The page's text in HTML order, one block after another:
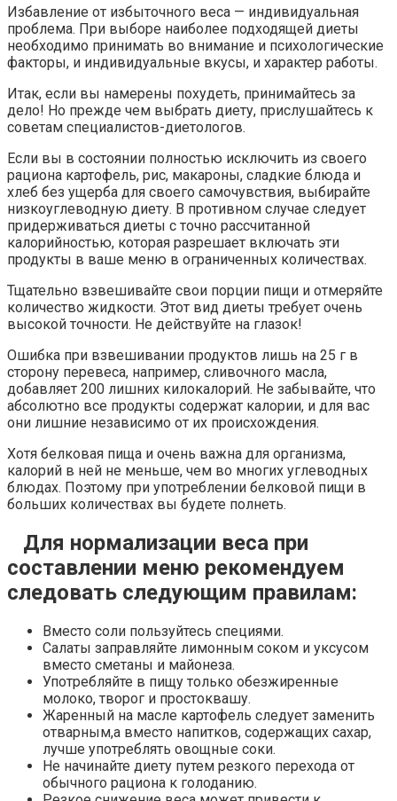
Избавление от избыточного веса — индивидуальная
проблема. При выборе наиболее подходящей диеты
необходимо принимать во внимание и психологические
факторы, и индивидуальные вкусы, и характер работы.
Итак, если вы намерены похудеть, принимайтесь за
дело! Но прежде чем выбрать диету, прислушайтесь к
советам специалистов-диетологов.
Если вы в состоянии полностью исключить из своего
рациона картофель, рис, макароны, сладкие блюда и
хлеб без ущерба для своего самочувствия, выбирайте
низкоуглеводную диету. В противном случае следует
придерживаться диеты с точно рассчитанной
калорийностью, которая разрешает включать эти
продукты в ваше меню в ограниченных количествах.
Тщательно взвешивайте свои порции пищи и отмеряйте
количество жидкости. Этот вид диеты требует очень
высокой точности. Не действуйте на глазок!
Ошибка при взвешивании продуктов лишь на 25 г в
сторону перевеса, например, сливочного масла,
добавляет 200 лишних килокалорий. Не забывайте, что
абсолютно все продукты содержат калории, и для вас
они лишние независимо от их происхождения.
Хотя белковая пища и очень важна для организма,
калорий в ней не меньше, чем во многих углеводных
блюдах. Поэтому при употреблении белковой пищи в
больших количествах вы будете полнеть.
Для нормализации веса при
составлении меню рекомендуем
следовать следующим правилам:
Вместо соли пользуйтесь специями.
Салаты заправляйте лимонным соком и уксусом
вместо сметаны и майонеза.
Употребляйте в пищу только обезжиренные
молоко, творог и простоквашу.
Жаренный на масле картофель следует заменить
отварным,а вместо напитков, содержащих сахар,
лучше употреблять овощные соки.
Не начинайте диету путем резкого перехода от
обычного рациона к голоданию.